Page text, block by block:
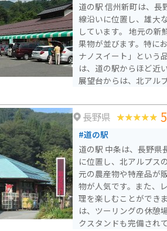
道の駅 信州新町は、長
線沿いに位置し、雄大
しています。 地元の新鮮な農産物が人気で、とれたての野菜や
果物が並びます。特に
ナノスイート」という品種のりん
は、道の駅からほど近
展望台からは、北アル
めるだけでなく、周辺
め、長野観光の拠点と
長野県 5
#道の駅
道の駅 中条は、長野県
に位置し、北アルプス
元の農産物や特産品が
物が人気です。また、
理を楽しむことができます。 バイクで訪れる場合、
は、ツーリングの休憩
クスタンドも完備され